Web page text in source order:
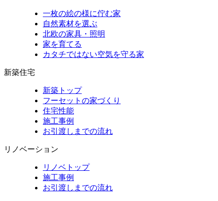
一枚の絵の様に佇む家
自然素材を選ぶ
北欧の家具・照明
家を育てる
カタチではない空気を守る家
新築住宅
新築トップ
フーセットの家づくり
住宅性能
施工事例
お引渡しまでの流れ
リノベーション
リノベトップ
施工事例
お引渡しまでの流れ